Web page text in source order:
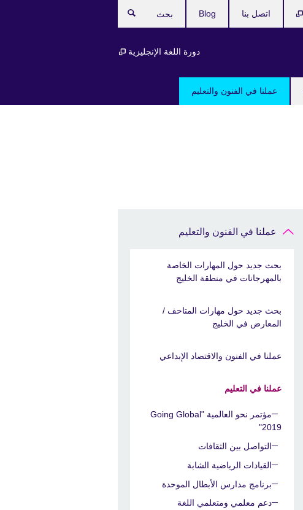
عملنا في الفنون والتعليم
دورة اللغة الإنجليزية
اتصل بنا Blog
عملنا في الفنون والتعليم
بحث جديد حول المهارات الخاصة
بالمهرجانات في منطقة الخليج
بحث جديد حول مهارات المتاحف /
المعارض في الخليج
عملنا في الفنون والاقتصاد الإبداعي
عملنا في التعليم
مؤتمر نحو العالمية "Going Global
2019"
التواصل بين الثقافات
القيادات الرياضية الشابة
برنامج مدارس الأبطال الموحدة
دعم معلمي ومتعلمي اللغة